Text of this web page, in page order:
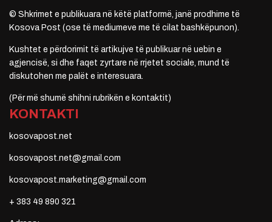
© Shkrimet e publikuara në këtë platformë, janë prodhime të
Kosova Post (ose të mediumeve me të cilat bashkëpunon).
Kushtet e përdorimit të artikujve të publikuar në uebin e
agjencisë, si dhe faqet zyrtare në rrjetet sociale, mund të
diskutohen me palët e interesuara.
(Për më shumë shihni rubrikën e kontaktit)
KONTAKTI
kosovapost.net
kosovapost.net@gmail.com
kosovapost.marketing@gmail.com
+ 383 49 890 321